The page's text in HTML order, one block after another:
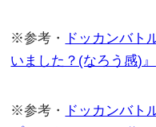
※参考・
ドッカンバト
いました？(なろう感)』
※参考・
ドッカンバト